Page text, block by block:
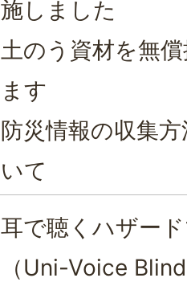
施しました
土のう資材を無
ます
防災情報の収集
いて
耳で聴くハザー
（Uni-Voice